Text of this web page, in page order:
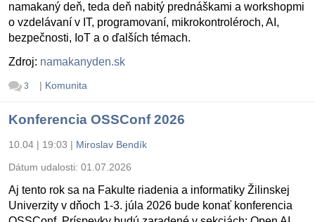
namakaný deň, teda deň nabitý prednáškami a workshopmi
o vzdelávaní v IT, programovaní, mikrokontroléroch, AI,
bezpečnosti, IoT a o ďalších témach.
Zdroj: namakanyden.sk
3 | Komunita
Konferencia OSSConf 2026
10.04 | 19:03 | Miroslav Bendík
Dátum udalosti: 01.07.2026
Aj tento rok sa na Fakulte riadenia a informatiky Žilinskej
Univerzity v dňoch 1-3. júla 2026 bude konať konferencia